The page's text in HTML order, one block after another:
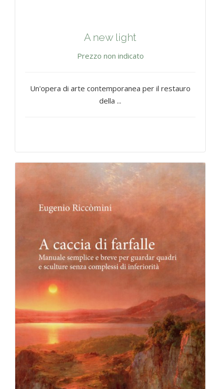
A new light
Prezzo non indicato
Un'opera di arte contemporanea per il restauro
della ...